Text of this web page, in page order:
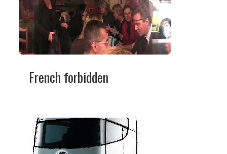
French forbidden